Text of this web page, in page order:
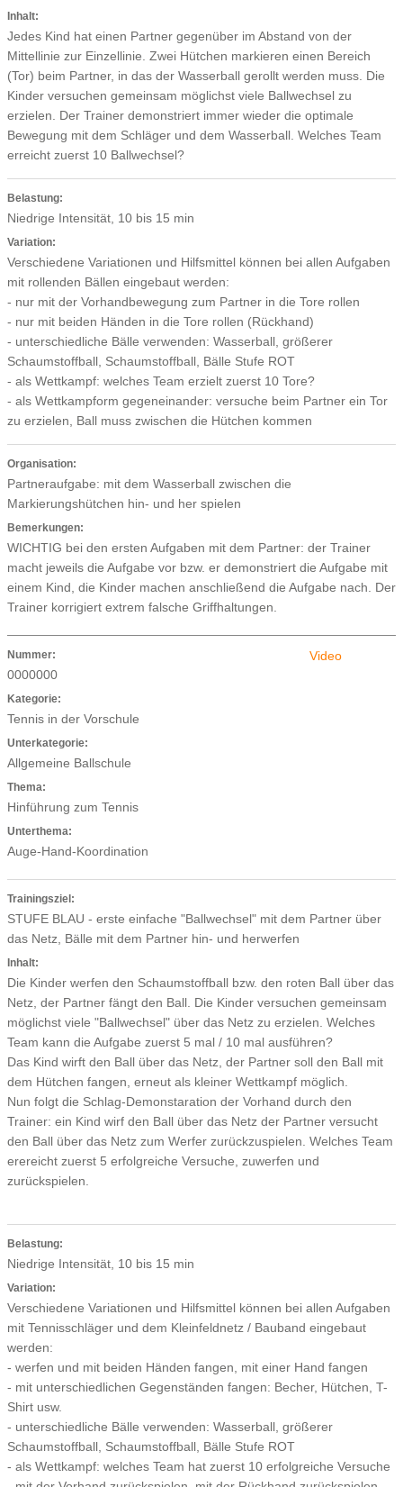
Inhalt:
Jedes Kind hat einen Partner gegenüber im Abstand von der
Mittellinie zur Einzellinie. Zwei Hütchen markieren einen Bereich
(Tor) beim Partner, in das der Wasserball gerollt werden muss. Die
Kinder versuchen gemeinsam möglichst viele Ballwechsel zu
erzielen. Der Trainer demonstriert immer wieder die optimale
Bewegung mit dem Schläger und dem Wasserball. Welches Team
erreicht zuerst 10 Ballwechsel?
Belastung:
Niedrige Intensität, 10 bis 15 min
Variation:
Verschiedene Variationen und Hilfsmittel können bei allen Aufgaben
mit rollenden Bällen eingebaut werden:
- nur mit der Vorhandbewegung zum Partner in die Tore rollen
- nur mit beiden Händen in die Tore rollen (Rückhand)
- unterschiedliche Bälle verwenden: Wasserball, größerer
Schaumstoffball, Schaumstoffball, Bälle Stufe ROT
- als Wettkampf: welches Team erzielt zuerst 10 Tore?
- als Wettkampform gegeneinander: versuche beim Partner ein Tor
zu erzielen, Ball muss zwischen die Hütchen kommen
Organisation:
Partneraufgabe: mit dem Wasserball zwischen die
Markierungshütchen hin- und her spielen
Bemerkungen:
WICHTIG bei den ersten Aufgaben mit dem Partner: der Trainer
macht jeweils die Aufgabe vor bzw. er demonstriert die Aufgabe mit
einem Kind, die Kinder machen anschließend die Aufgabe nach. Der
Trainer korrigiert extrem falsche Griffhaltungen.
Nummer:
0000000
Kategorie:
Tennis in der Vorschule
Unterkategorie:
Allgemeine Ballschule
Thema:
Hinführung zum Tennis
Unterthema:
Auge-Hand-Koordination
Video
Trainingsziel:
STUFE BLAU - erste einfache "Ballwechsel" mit dem Partner über
das Netz, Bälle mit dem Partner hin- und herwerfen
Inhalt:
Die Kinder werfen den Schaumstoffball bzw. den roten Ball über das
Netz, der Partner fängt den Ball. Die Kinder versuchen gemeinsam
möglichst viele "Ballwechsel" über das Netz zu erzielen. Welches
Team kann die Aufgabe zuerst 5 mal / 10 mal ausführen?
Das Kind wirft den Ball über das Netz, der Partner soll den Ball mit
dem Hütchen fangen, erneut als kleiner Wettkampf möglich.
Nun folgt die Schlag-Demonstaration der Vorhand durch den
Trainer: ein Kind wirf den Ball über das Netz der Partner versucht
den Ball über das Netz zum Werfer zurückzuspielen. Welches Team
erereicht zuerst 5 erfolgreiche Versuche, zuwerfen und
zurückspielen.
Belastung:
Niedrige Intensität, 10 bis 15 min
Variation:
Verschiedene Variationen und Hilfsmittel können bei allen Aufgaben
mit Tennisschläger und dem Kleinfeldnetz / Bauband eingebaut
werden:
- werfen und mit beiden Händen fangen, mit einer Hand fangen
- mit unterschiedlichen Gegenständen fangen: Becher, Hütchen, T-
Shirt usw.
- unterschiedliche Bälle verwenden: Wasserball, größerer
Schaumstoffball, Schaumstoffball, Bälle Stufe ROT
- als Wettkampf: welches Team hat zuerst 10 erfolgreiche Versuche